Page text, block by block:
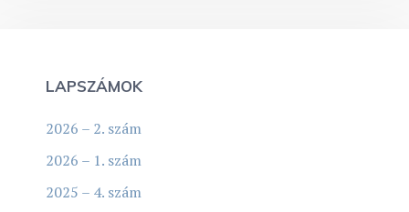
LAPSZÁMOK
2026 – 2. szám
2026 – 1. szám
2025 – 4. szám